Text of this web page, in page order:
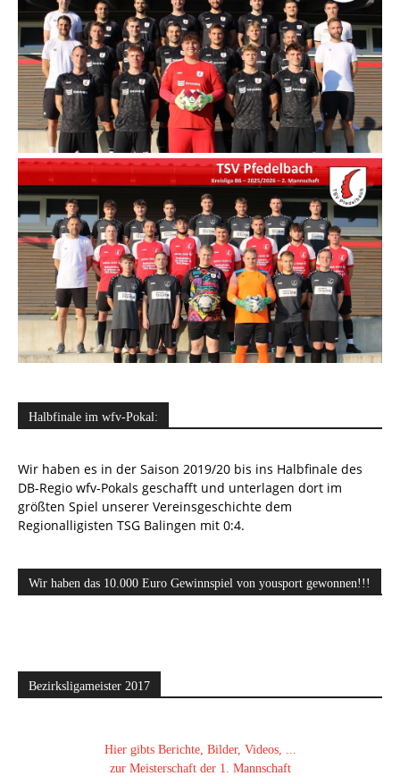
Halbfinale im wfv-Pokal:
Wir haben es in der Saison 2019/20 bis ins Halbfinale des
DB-Regio wfv-Pokals geschafft und unterlagen dort im
größten Spiel unserer Vereinsgeschichte dem
Regionalligisten TSG Balingen mit 0:4.
Wir haben das 10.000 Euro Gewinnspiel von yousport gewonnen!!!
Bezirksligameister 2017
Hier gibts Berichte, Bilder, Videos, ...
zur Meisterschaft der 1. Mannschaft